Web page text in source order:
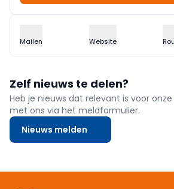
Mailen Website
Zelf nieuws te delen?
Heb je nieuws dat relevant is voor
met ons via het meldformulier.
Nieuws melden